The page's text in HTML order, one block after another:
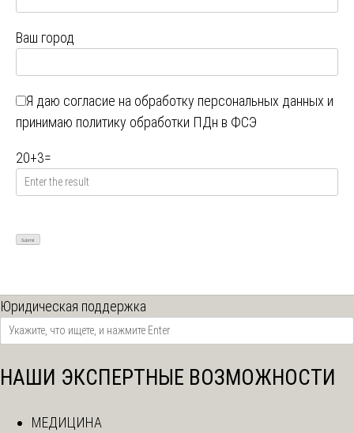
Ваш город
Я даю согласие на обработку персональных данных и
принимаю политику обработки ПДн в ФСЭ
20+3=
Юридическая поддержка
НАШИ ЭКСПЕРТНЫЕ ВОЗМОЖНОСТИ
МЕДИЦИНА